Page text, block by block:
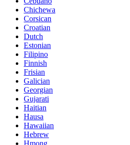
Chichewa
Corsican
Croatian
Dutch
Estonian
Filipino
Finnish
Frisian
Galician
Georgian
Gujarati
Haitian
Hausa
Hawaiian
Hebrew
Hmong